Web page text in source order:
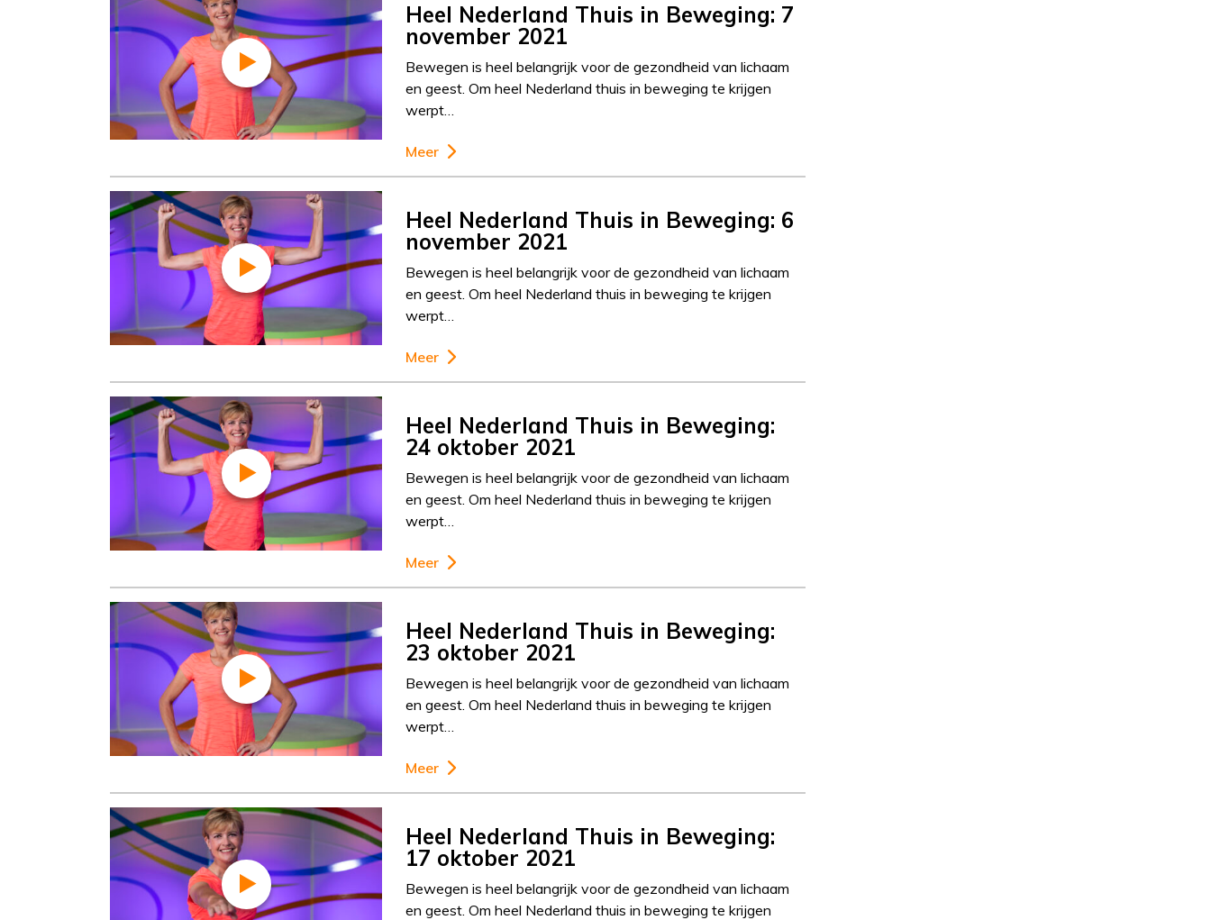
Heel Nederland Thuis in Beweging: 7
november 2021
Bewegen is heel belangrijk voor de gezondheid van lichaam
en geest. Om heel Nederland thuis in beweging te krijgen
werpt…
Meer
Heel Nederland Thuis in Beweging: 6
november 2021
Bewegen is heel belangrijk voor de gezondheid van lichaam
en geest. Om heel Nederland thuis in beweging te krijgen
werpt…
Meer
Heel Nederland Thuis in Beweging:
24 oktober 2021
Bewegen is heel belangrijk voor de gezondheid van lichaam
en geest. Om heel Nederland thuis in beweging te krijgen
werpt…
Meer
Heel Nederland Thuis in Beweging:
23 oktober 2021
Bewegen is heel belangrijk voor de gezondheid van lichaam
en geest. Om heel Nederland thuis in beweging te krijgen
werpt…
Meer
Heel Nederland Thuis in Beweging:
17 oktober 2021
Bewegen is heel belangrijk voor de gezondheid van lichaam
en geest. Om heel Nederland thuis in beweging te krijgen